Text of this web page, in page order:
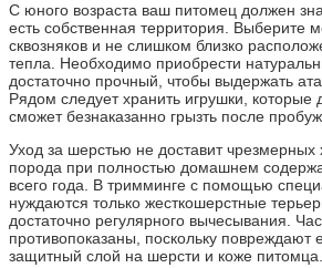
С юного возраста ваш питомец должен
есть собственная территория. Выберите
сквозняков и не слишком близко
тепла. Необходимо приобрести
достаточно прочный, чтобы выдержать
Рядом следует хранить игрушки, которые
сможет безнаказанно грызть после
Уход за шерстью не доставит чрезмерных
порода при полностью домашнем
всего года. В тримминге с помощью
нуждаются только жесткошерстные
достаточно регулярного вычесывания.
противопоказаны, поскольку повреждают
защитный слой на шерсти и коже